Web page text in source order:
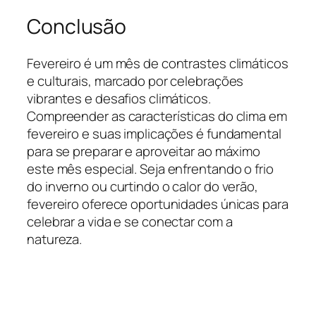
Conclusão
Fevereiro é um mês de contrastes climáticos
e culturais, marcado por celebrações
vibrantes e desafios climáticos.
Compreender as características do clima em
fevereiro e suas implicações é fundamental
para se preparar e aproveitar ao máximo
este mês especial. Seja enfrentando o frio
do inverno ou curtindo o calor do verão,
fevereiro oferece oportunidades únicas para
celebrar a vida e se conectar com a
natureza.